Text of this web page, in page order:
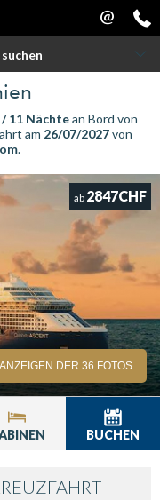
@
/ 11 Nächtean Bord von
am 26/07/2027von
.
ab 2847CHF
ANZEIGEN DER 36 FOTOS
BUCHEN